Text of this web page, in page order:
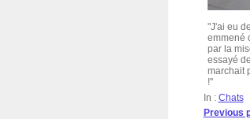
"J'ai eu
emmené
par la
essayé
marchait
!"
In : Chats
Previous